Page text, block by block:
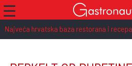
☰
Najveća hrvatska baza restorana i